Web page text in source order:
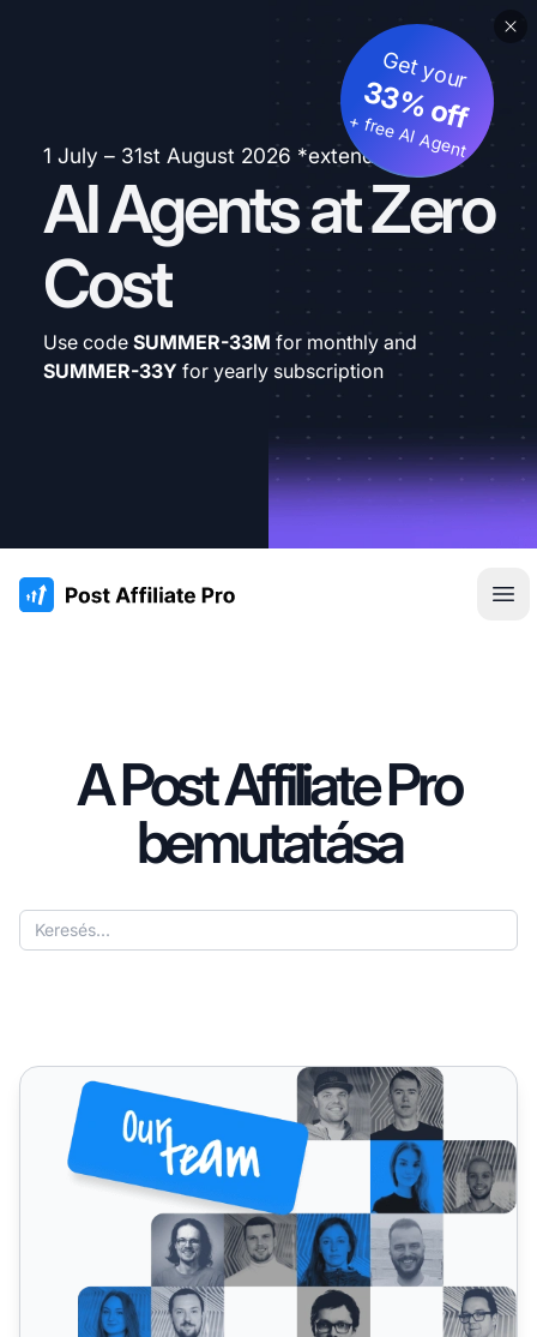
1 July – 31st August 2026 *extended
AI Agents at Zero
Cost
Get your
33% off
+ free AI Agent
Use code SUMMER-33M for monthly and
SUMMER-33Y for yearly subscription
:site.title
A Post Affiliate Pro
bemutatása
Lépjen kapcsolatba velünk